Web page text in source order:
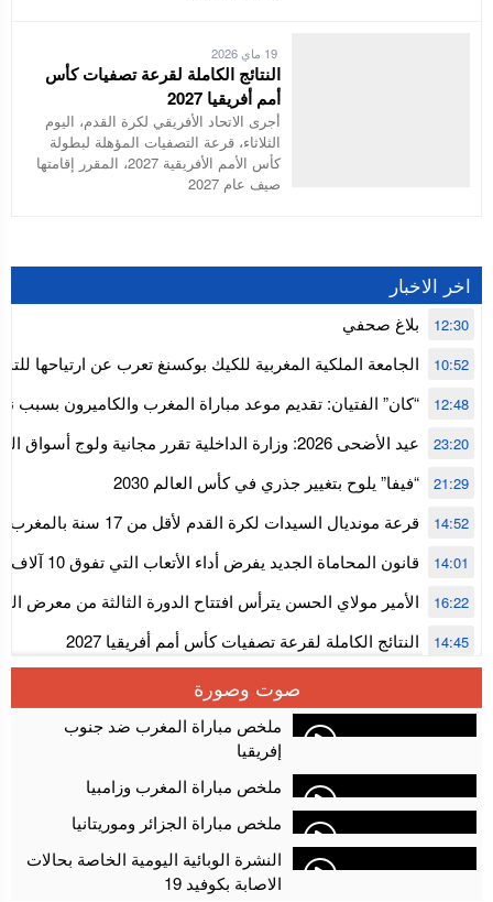
19 ماي 2026
النتائج الكاملة لقرعة تصفيات كأس
أمم أفريقيا 2027
أجرى الاتحاد الأفريقي لكرة القدم، اليوم
الثلاثاء، قرعة التصفيات المؤهلة لبطولة
كأس الأمم الأفريقية 2027، المقرر إقامتها
صيف عام 2027
اخر الاخبار
بلاغ صحفي 12:30
الجامعة الملكية المغربية للكيك بوكسنغ تعرب عن ارتياحها
للمجلس الأعلى للحسابات
10:52
“كان” الفتيان: تقديم موعد مباراة المغرب والكاميرون بسبب
إفريقيا
12:48
عيد الأضحى 2026: وزارة الداخلية تقرر مجانية ولوج
استنفار” لتنظيمها
23:20
“فيفا” يلوح بتغيير جذري في كأس العالم 2030 21:29
قرعة مونديال السيدات لكرة
المستوى الأول
14:52
قانون المحاماة الجديد يفرض أداء الأتعاب التي تفوق 10 آلاف درهم بالشيك 14:01
الأمير مولاي الحسن يترأس افتتاح الدورة الثالثة من معرض
الألعاب الإلكترونية
16:22
النتائج الكاملة لقرعة تصفيات كأس أمم أفريقيا 2027 14:45
سلا.. توقيف ثلاثة مروجين وحجز أكثر من 4300 قرص مخدر وكوكايين وإكستازي
أقراص مهلوسة داخل فضاء للشيشة تستنفر شرطة أكادير 12:48
صوت وصورة
ملخص مباراة المغرب ضد جنوب
إفريقيا
ملخص مباراة المغرب وزامبيا
ملخص مباراة الجزائر وموريتانيا
النشرة الوبائية اليومية الخاصة بحالات
الاصابة بكوفيد 19